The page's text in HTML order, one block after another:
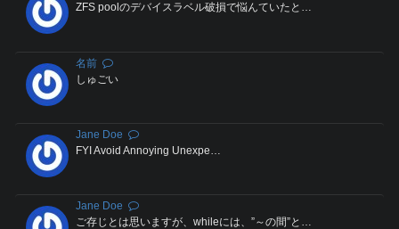
ZFS poolのデバイスラベル破損で悩んていたと…
名前
しゅごい
Jane Doe
FYI Avoid Annoying Unexpe…
Jane Doe
ご存じとは思いますが、whileには、”～の間”と…